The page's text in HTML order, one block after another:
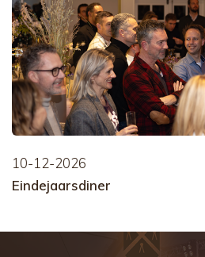
10-12-2026
Eindejaarsdiner